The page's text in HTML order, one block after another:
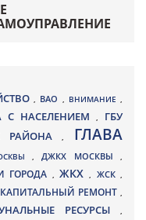
, ВАО , ВНИМАНИЕ ,
С НАСЕЛЕНИЕМ , ГБУ
РАЙОНА, ГЛАВА
,ДЖКХ МОСКВЫ ,
ГОРОДА , ЖКХ, ЖСК,
КАПИТАЛЬНЫЙ РЕМОНТ ,
РЕСУРСЫ,